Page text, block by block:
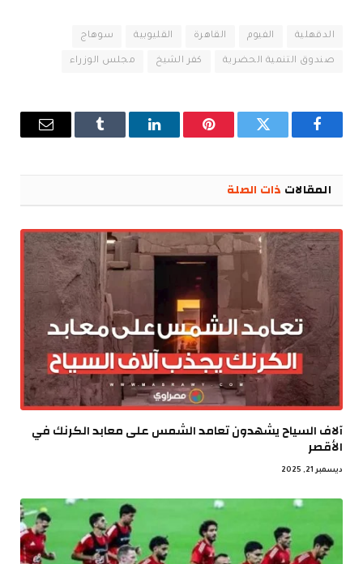
الدقهلية الفيوم القاهرة القليوبية سوهاج
صندوق التنمية الحضرية كفر الشيخ مجلس الوزراء
فيسبوك تويتر بينتيريستلينكدإن Tumblr
البريد
المقالات ذات الصلة
آلاف السياح يشهدون تعامد الشمس على معابد الكرنك في
الأقصر
ديسمبر 21, 2025